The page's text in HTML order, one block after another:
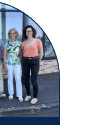
réélue pour trois ans à la
Tulipe